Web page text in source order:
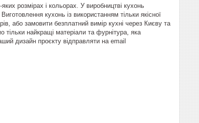
розмірах і кольорах. У виробництві кухонь
кухонь із використанням тільки якісної
або замовити безплатний вимір кухні через Києву та
найкращі матеріали та фурнітура, яка
дизайн проєкту відправляти на email